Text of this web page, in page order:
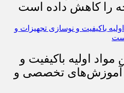
را کاهش داده است
اولیه باکیفیت و
آموزش‌های تخصصی و